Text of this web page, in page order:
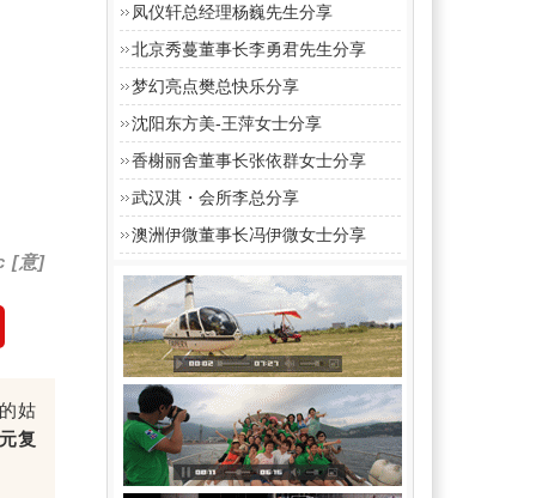
[意]
姑
复
凤仪轩总经理杨巍先生分享
北京秀蔓董事长李勇君先生分享
梦幻亮点樊总快乐分享
沈阳东方美-王萍女士分享
香榭丽舍董事长张依群女士分享
武汉淇・会所李总分享
澳洲伊微董事长冯伊微女士分享